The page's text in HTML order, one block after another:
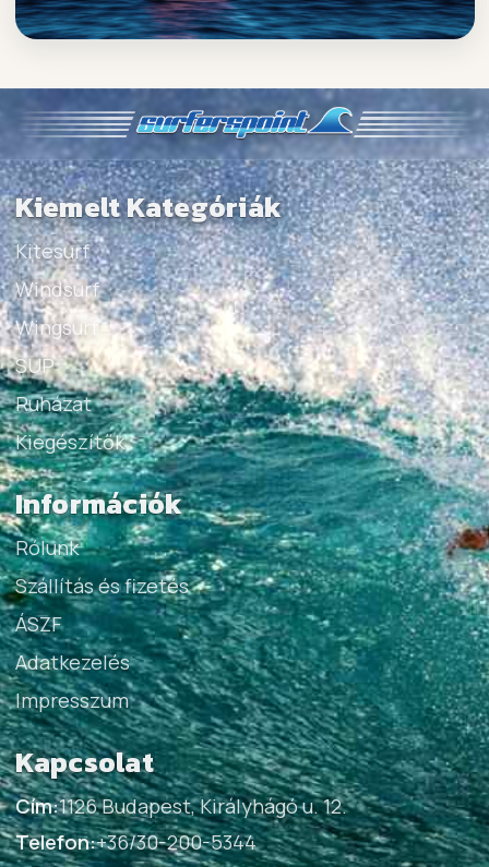
Kiemelt Kategóriák
Kitesurf
Windsurf
Wingsurf
SUP
Ruházat
Kiegészítők
Információk
Rólunk
Szállítás és fizetés
ÁSZF
Adatkezelés
Impresszum
Kapcsolat
Cím:1126 Budapest, Királyhágó u. 12.
Telefon:+36/30-200-5344